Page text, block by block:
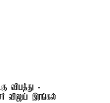
விபத்து -
விஜய் இரங்கல்